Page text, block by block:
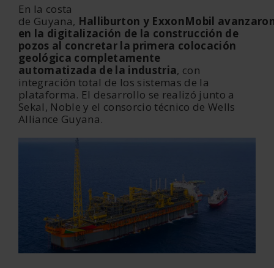
En la costa
de Guyana, Halliburton y ExxonMobil
en la digitalización de la construcción de
pozos al concretar la primera colocación
geológica completamente
automatizada de la industria, con
integración total de los sistemas de la
plataforma. El desarrollo se realizó junto a
Sekal, Noble y el consorcio técnico de Wells
Alliance Guyana.